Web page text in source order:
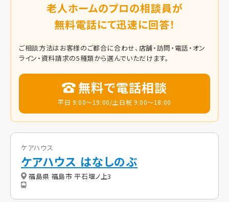
老人ホームのプロの相談員が
無料電話にて迅速に回答！
ご相談方法はお客様のご都合に合わせ、店舗・訪問・電話・オン
ライン・資料請求の5種類から選んでいただけます。
無料で電話相談
平日 9:00～19:00/土日祝 9:00～18:00
ケアハウス
ケアハウス はなしのぶ
福島県 福島市 平石堰ノ上3